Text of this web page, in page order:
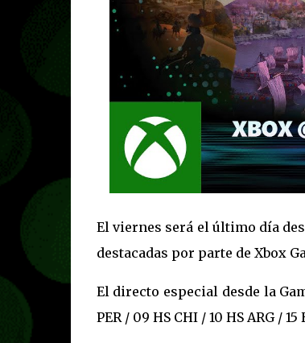
El viernes será el último día
destacadas por parte de Xbox
El directo especial desde la
PER / 09 HS CHI / 10 HS ARG / 15